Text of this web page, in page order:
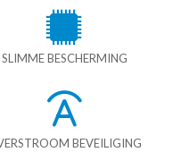
SLIMME BESCHERMING
BEVEILIGING